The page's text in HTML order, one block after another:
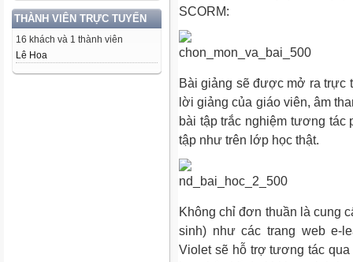
THÀNH VIÊN TRỰC TUYẾN
16 khách và 1 thành viên
Lê Hoa
SCORM:
Bài giảng sẽ được mở ra trực
lời giảng của giáo viên, âm
bài tập trắc nghiệm tương tác
tập như trên lớp học thật.
Không chỉ đơn thuần là cung
sinh) như các trang web e-
Violet sẽ hỗ trợ tương tác